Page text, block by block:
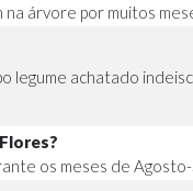
na árvore por muitos
legume achatado
os meses de